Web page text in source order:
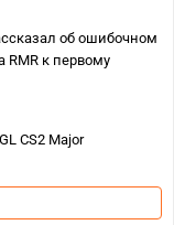
об ошибочном
RMR к первому
CS2 Major